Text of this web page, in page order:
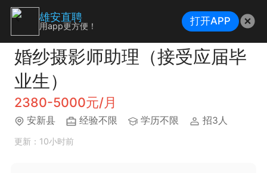
婚纱摄影师助理（接受应届毕
业生）
2380-5000元/月
安新县 经验不限 学历不限 招3人
更新：10小时前
雄安直聘
用app更方便！ 打开APP